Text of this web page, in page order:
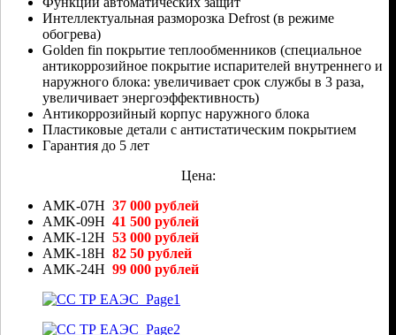
Интеллектуальная разморозка Defrost (в режиме
обогрева)
Golden fin покрытие теплообменников (специальное
антикоррозийное покрытие испарителей внутреннего и
наружного блока: увеличивает срок службы в 3 раза,
увеличивает энергоэффективность)
Антикоррозийный корпус наружного блока
Пластиковые детали с антистатическим покрытием
Гарантия до 5 лет
Цена:
AMK-07H 37 000 рублей
AMK-09H 41 500 рублей
AMK-12H 53 000 рублей
AMK-18H 82 50 рублей
AMK-24H 99 000 рублей